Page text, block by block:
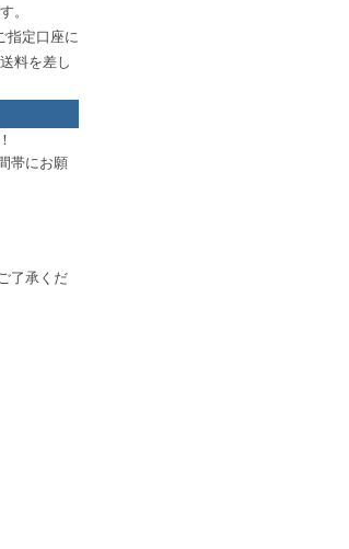
。
指定口座に
料を差し
帯にお願
了承くだ